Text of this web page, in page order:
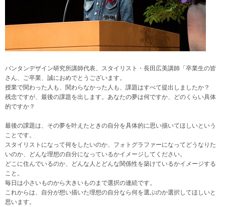
バンタンデザイン研究所講師代表、スタイリスト・長田広美講師「卒業生の皆
さん、ご卒業、誠におめでとうございます。
授業で関わった人も、関わらなかった人も、課題はすべて提出しましたか？
残念ですが、最後の課題を出します。あなたの夢は何ですか、どのくらい具体
的ですか？
最後の課題は、その夢を叶えたときの自分を具体的に思い描いてほしいという
ことです。
スタイリストになって何をしたいのか、フォトグラファーになってどうなりた
いのか、どんな理想の自分になっているかイメージしてください。
どこに住んでいるのか、どんな人とどんな関係性を築けているかイメージする
こと。
毎日は小さいものから大きいものまで選択の連続です。
これからは、自分が想い描いた理想の自分なら何を選ぶのか選択してほしいと
思います。